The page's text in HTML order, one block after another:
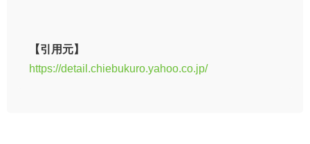
【引用元】
https://detail.chiebukuro.yahoo.co.jp/